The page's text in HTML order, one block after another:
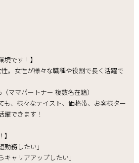
境です！】
。女性が様々な職種や役割で長く活躍で
ママパートナー 複数名在籍）
も、様々なテイスト、価格帯、お客様ター
躍できます！
勤務したい」
キャリアアップしたい」